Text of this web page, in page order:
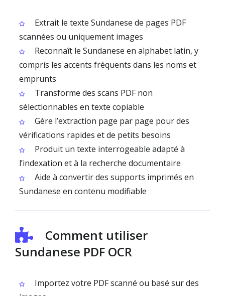
Extrait le texte Sundanese de pages PDF
scannées ou uniquement images
Reconnaît le Sundanese en alphabet latin, y
compris les accents fréquents dans les noms et
emprunts
Transforme des scans PDF non
sélectionnables en texte copiable
Gère l’extraction page par page pour des
vérifications rapides et de petits besoins
Produit un texte interrogeable adapté à
l’indexation et à la recherche documentaire
Aide à convertir des supports imprimés en
Sundanese en contenu modifiable
Comment utiliser
Sundanese PDF OCR
Importez votre PDF scanné ou basé sur des